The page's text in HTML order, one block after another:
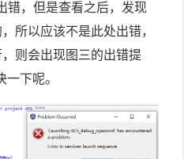
错，但是查看之后，发现
所以应该不是此处出错，
则会出现图三的出错提
下呢。